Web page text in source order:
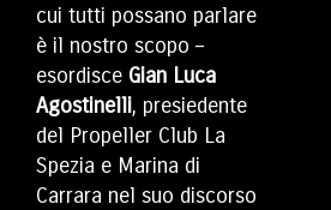
cui tutti possano parlare
è il nostro scopo –
esordisce Gian Luca
Agostinelli, presiedente
del Propeller Club La
Spezia e Marina di
Carrara nel suo discorso